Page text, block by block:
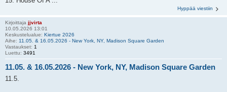
Hyppää viestiin
Kirjoittaja jjvirta
10.05.2026 13:01
Keskustelualue: Kiertue 2026
Aihe: 11.05. & 16.05.2026 - New York, NY, Madison Square Garden
Vastaukset: 1
Luettu: 3491
11.05. & 16.05.2026 - New York, NY, Madison Square Garden
11.5.